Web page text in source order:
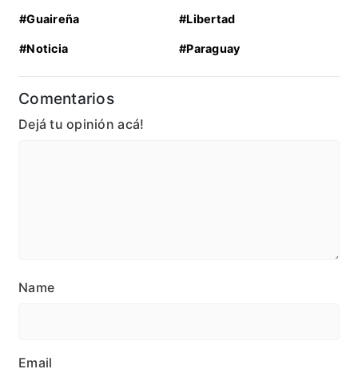
#Guaireña #Libertad
#Noticia #Paraguay
Comentarios
Dejá tu opinión acá!
Name
Email